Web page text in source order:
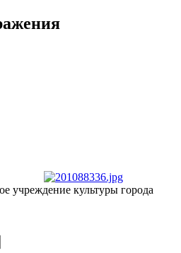
учреждение культуры города